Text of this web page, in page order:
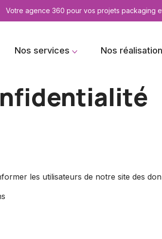
Votre agence 360 pour vos projets packaging
Nos services Nos
les utilisateurs de notre site des